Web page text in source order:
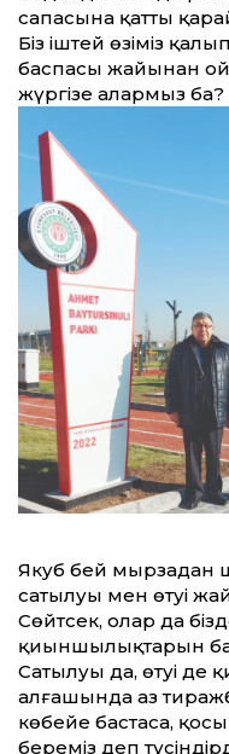
сапасына қатты
Біз іштей өзіміз
баспасы жайынан
жүргізе алармыз
Якуб бей мырзадан
сатылуы мен өтуі
Сөйтсек, олар да
қиыншылықтарын
Сатылуы да, өтуі де
алғашында аз
көбейе бастаса,
береміз деп